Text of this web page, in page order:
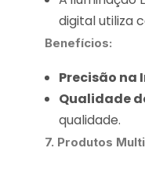
digital utiliza
Benefícios:
Precisão na
Qualidade
qualidade.
7. Produtos